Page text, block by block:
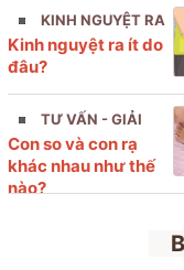
KINH NGUYỆT RA
ÍT
Kinh nguyệt ra ít do
đâu?
TƯ VẤN - GIẢI
ĐÁP
Con so và con rạ
khác nhau như thế
nào?